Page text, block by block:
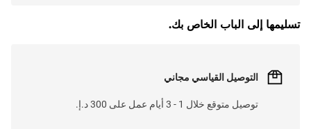
تسليمها إلى الباب الخاص بك.
التوصيل القياسي مجاني
توصيل متوقع خلال 1 - 3 أيام عمل على 300 د.إ.